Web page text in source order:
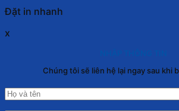
Đặt in nhanh
x
Chúng tôi sẽ liên hệ lại ngay sau khi